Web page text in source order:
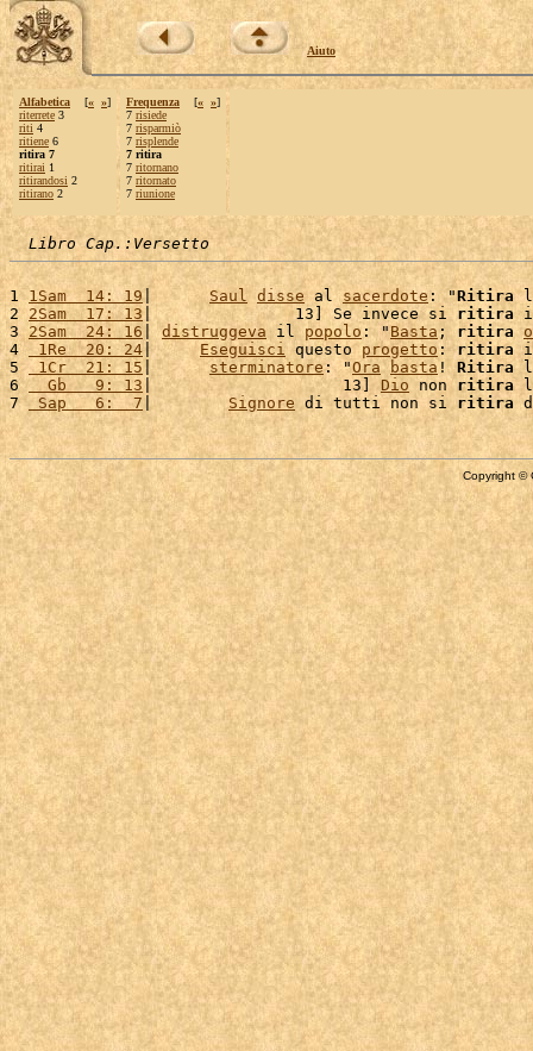
Aiuto
Alfabetica [« »]
riterrete 3
riti 4
ritiene 6
ritira 7
ritirai 1
ritirandosi 2
ritirano 2
Frequenza [« »]
7 risiede
7 risparmiò
7 risplende
7 ritira
7 ritornano
7 ritornato
7 riunione
Libro Cap.:Versetto
1 1Sam  14: 19| Saul disse al sacerdote : "Ritira
2 2Sam  17: 13 |               13] Se invece si ritira
3 2Sam  24: 16 | distruggeva il popolo : "Basta ; ritira
4
1Re  20: 24| Eseguisci questo progetto : ritira
5 1Cr  21: 15 | sterminatore: "Ora basta ! Ritira
6
  Gb   9: 13
|                    13] Dio non ritira
7
Sap   6:  7 | Signore di tutti non si ritira
Copyright ©